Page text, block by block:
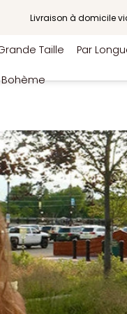
Livraison à domicile
Taille Par